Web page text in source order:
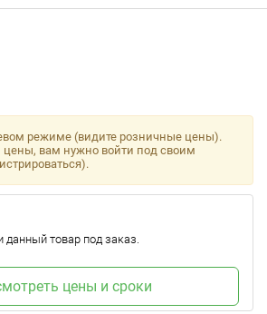
режиме (видите розничные цены).
цены, вам нужно войти под своим
товар под заказ.
цены и сроки